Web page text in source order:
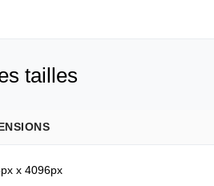
tailles
x 4096px